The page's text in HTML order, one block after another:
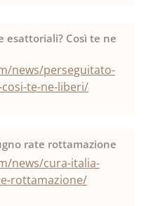
esattoriali? Così te ne
news/perseguitato-
te-ne-liberi/
rate rottamazione
news/cura-italia-
rottamazione/